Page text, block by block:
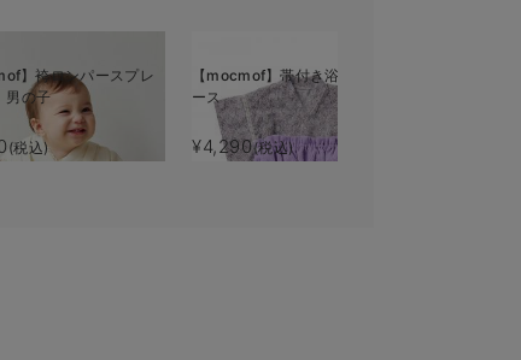
】袴ロンパースプレ
の子
(税込)
【mocmof】帯付き浴衣ロンパ
ース
¥4,290(税込)